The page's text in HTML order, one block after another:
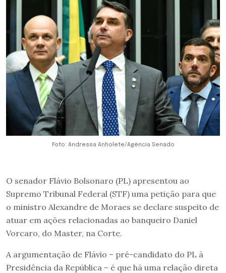
Foto: Andressa Anholete/Agência Senado
O senador Flávio Bolsonaro (PL) apresentou ao
Supremo Tribunal Federal (STF) uma petição para que
o ministro Alexandre de Moraes se declare suspeito de
atuar em ações relacionadas ao banqueiro Daniel
Vorcaro, do Master, na Corte.
A argumentação de Flávio – pré-candidato do PL à
Presidência da República – é que há uma relação direta